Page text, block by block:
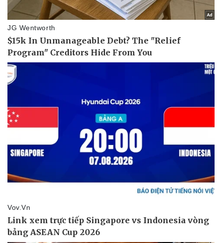
Pháp luật
Vụ án
Tin nóng
Quân sự - Quốc phòng
Việt Nam